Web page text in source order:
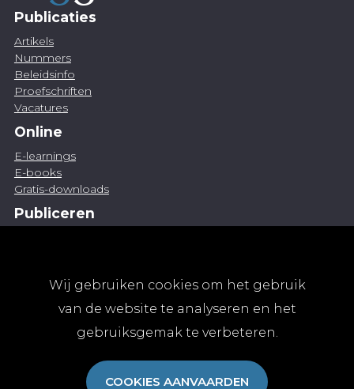
Wij gebruiken cookies om het gebruik
van de website te analyseren en het
gebruiksgemak te verbeteren.
COOKIES AANVAARDEN
Publicaties
Artikels
Nummers
Beleidsinfo
Proefschriften
Vacatures
Online
E-learnings
E-books
Gratis-downloads
Publiceren
Abonnementen
Algemene abonnementsvoorwaarden